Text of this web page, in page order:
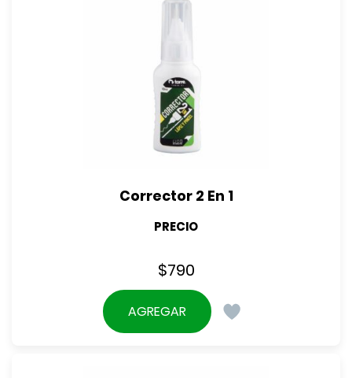
Corrector 2 En 1
PRECIO
$790
AGREGAR